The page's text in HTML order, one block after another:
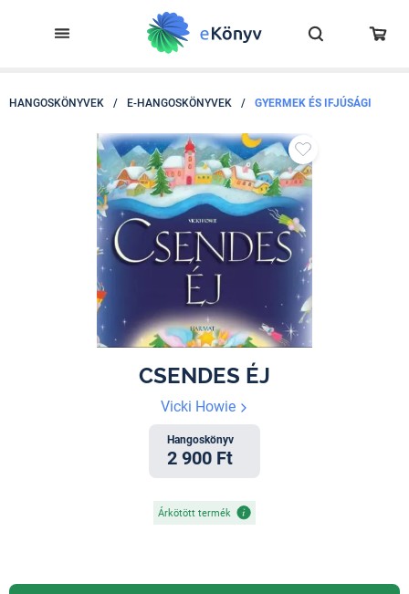
HANGOSKÖNYVEK / E-HANGOSKÖNYVEK / GYERMEK ÉS IFJÚSÁGI
CSENDES ÉJ
Vicki Howie
Hangoskönyv
2 900 Ft
Árkötött termék